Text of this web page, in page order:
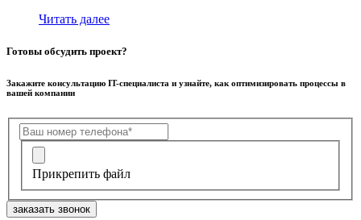
Читать далее
Готовы обсудить проект?
Закажите консультацию IT-специалиста и узнайте, как оптимизировать процессы в
вашей компании
Прикрепить файл
заказать звонок